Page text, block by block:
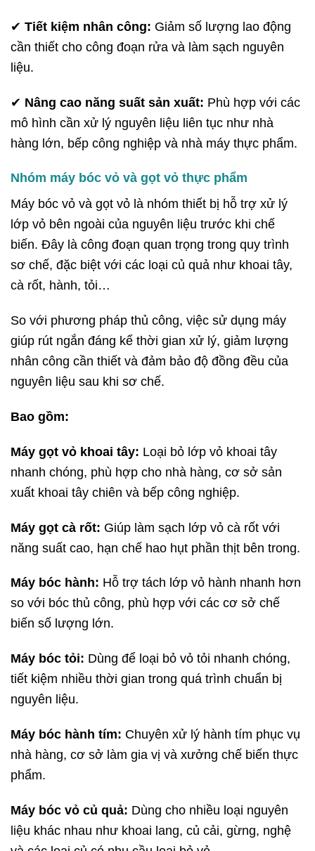
✔ Tiết kiệm nhân công: Giảm số lượng lao động
cần thiết cho công đoạn rửa và làm sạch nguyên
liệu.
✔ Nâng cao năng suất sản xuất: Phù hợp với các
mô hình cần xử lý nguyên liệu liên tục như nhà
hàng lớn, bếp công nghiệp và nhà máy thực phẩm.
Nhóm máy bóc vỏ và gọt vỏ thực phẩm
Máy bóc vỏ và gọt vỏ là nhóm thiết bị hỗ trợ xử lý
lớp vỏ bên ngoài của nguyên liệu trước khi chế
biến. Đây là công đoạn quan trọng trong quy trình
sơ chế, đặc biệt với các loại củ quả như khoai tây,
cà rốt, hành, tỏi…
So với phương pháp thủ công, việc sử dụng máy
giúp rút ngắn đáng kể thời gian xử lý, giảm lượng
nhân công cần thiết và đảm bảo độ đồng đều của
nguyên liệu sau khi sơ chế.
Bao gồm:
Máy gọt vỏ khoai tây: Loại bỏ lớp vỏ khoai tây
nhanh chóng, phù hợp cho nhà hàng, cơ sở sản
xuất khoai tây chiên và bếp công nghiệp.
Máy gọt cà rốt: Giúp làm sạch lớp vỏ cà rốt với
năng suất cao, hạn chế hao hụt phần thịt bên trong.
Máy bóc hành: Hỗ trợ tách lớp vỏ hành nhanh hơn
so với bóc thủ công, phù hợp với các cơ sở chế
biến số lượng lớn.
Máy bóc tỏi: Dùng để loại bỏ vỏ tỏi nhanh chóng,
tiết kiệm nhiều thời gian trong quá trình chuẩn bị
nguyên liệu.
Máy bóc hành tím: Chuyên xử lý hành tím phục vụ
nhà hàng, cơ sở làm gia vị và xưởng chế biến thực
phẩm.
Máy bóc vỏ củ quả: Dùng cho nhiều loại nguyên
liệu khác nhau như khoai lang, củ cải, gừng, nghệ